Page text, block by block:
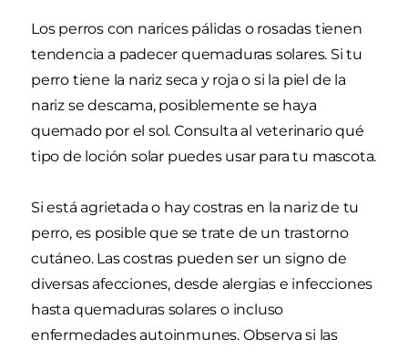
Los perros con narices pálidas o rosadas tienen
tendencia a padecer quemaduras solares. Si tu
perro tiene la nariz seca y roja o si la piel de la
nariz se descama, posiblemente se haya
quemado por el sol. Consulta al veterinario qué
tipo de loción solar puedes usar para tu mascota.
Si está agrietada o hay costras en la nariz de tu
perro, es posible que se trate de un trastorno
cutáneo. Las costras pueden ser un signo de
diversas afecciones, desde alergias e infecciones
hasta quemaduras solares o incluso
enfermedades autoinmunes. Observa si las